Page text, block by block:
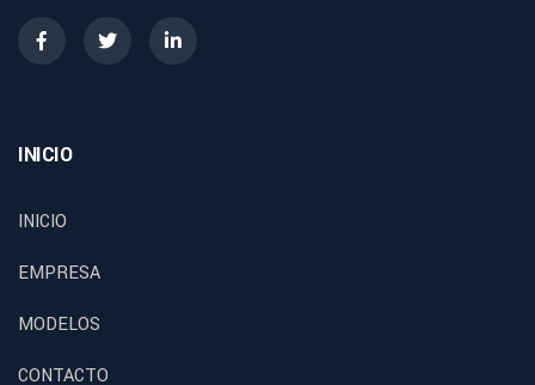
INICIO
INICIO
EMPRESA
MODELOS
CONTACTO